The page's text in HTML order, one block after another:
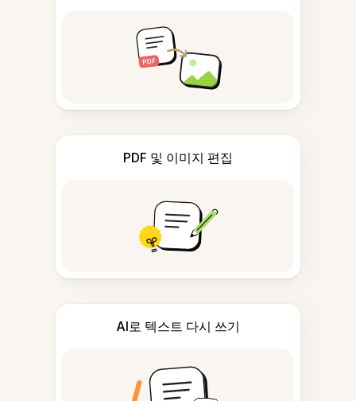
PDF 및 이미지 편집
AI로 텍스트 다시 쓰기